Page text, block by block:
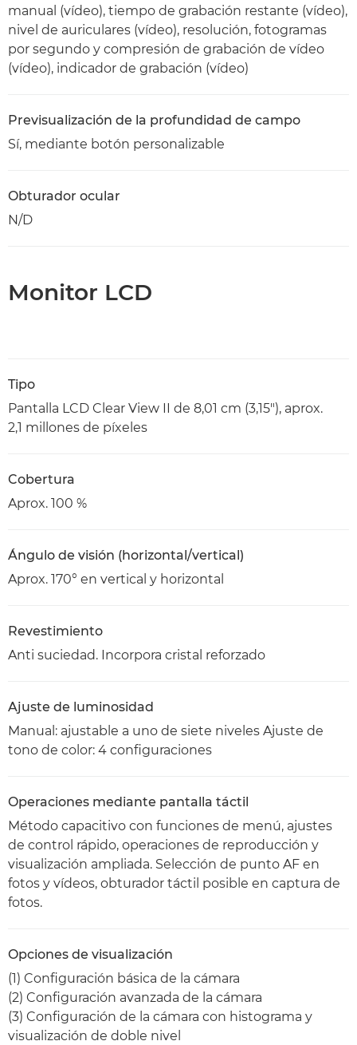
manual (vídeo), tiempo de grabación restante (vídeo),
nivel de auriculares (vídeo), resolución, fotogramas
por segundo y compresión de grabación de vídeo
(vídeo), indicador de grabación (vídeo)
Previsualización de la profundidad de campo
Sí, mediante botón personalizable
Obturador ocular
N/D
Monitor LCD
Tipo
Pantalla LCD Clear View II de 8,01 cm (3,15"), aprox.
2,1 millones de píxeles
Cobertura
Aprox. 100 %
Ángulo de visión (horizontal/vertical)
Aprox. 170° en vertical y horizontal
Revestimiento
Anti suciedad. Incorpora cristal reforzado
Ajuste de luminosidad
Manual: ajustable a uno de siete niveles Ajuste de
tono de color: 4 configuraciones
Operaciones mediante pantalla táctil
Método capacitivo con funciones de menú, ajustes
de control rápido, operaciones de reproducción y
visualización ampliada. Selección de punto AF en
fotos y vídeos, obturador táctil posible en captura de
fotos.
Opciones de visualización
(1) Configuración básica de la cámara
(2) Configuración avanzada de la cámara
(3) Configuración de la cámara con histograma y
visualización de doble nivel